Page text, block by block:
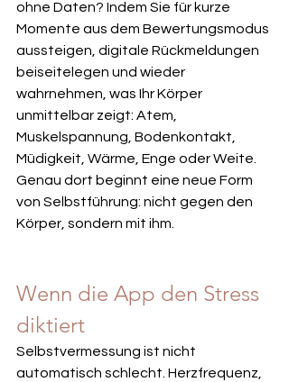
ohne Daten? Indem Sie für kurze
Momente aus dem Bewertungsmodus
aussteigen, digitale Rückmeldungen
beiseitelegen und wieder
wahrnehmen, was Ihr Körper
unmittelbar zeigt: Atem,
Muskelspannung, Bodenkontakt,
Müdigkeit, Wärme, Enge oder Weite.
Genau dort beginnt eine neue Form
von Selbstführung: nicht gegen den
Körper, sondern mit ihm.
Wenn die App den Stress
diktiert
Selbstvermessung ist nicht
automatisch schlecht. Herzfrequenz,